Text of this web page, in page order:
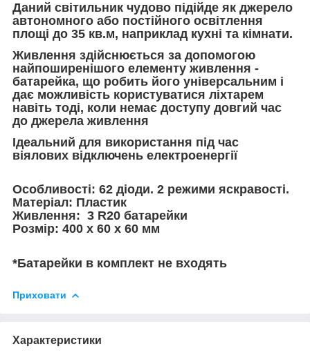
Даний світильник чудово підійде як джерело
автономного або постійного освітлення
площі до 35 кв.м, наприклад кухні та кімнати.
Живлення здійснюється за допомогою
найпоширенішого елементу живлення -
батарейка, що робить його універсальним і
дає можливість користуватися ліхтарем
навіть тоді, коли немає доступу довгий час
до джерела живлення
Ідеальний для використання під час
віялових відключень електроенергії
Особливості: 62 діоди. 2 режими яскравості.
Матеріал: Пластик
Живлення: 3 R20 батарейки
Розмір: 400 х 60 х 60 мм
*Батарейки в комплект не входять
Приховати
Характеристики